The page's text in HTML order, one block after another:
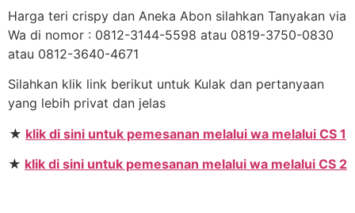
Harga teri crispy dan Aneka Abon silahkan Tanyakan via
Wa di nomor : 0812-3144-5598 atau 0819-3750-0830
atau 0812-3640-4671
Silahkan klik link berikut untuk Kulak dan pertanyaan
yang lebih privat dan jelas
★ klik di sini untuk pemesanan melalui wa melalui CS 1
★ klik di sini untuk pemesanan melalui wa melalui CS 2